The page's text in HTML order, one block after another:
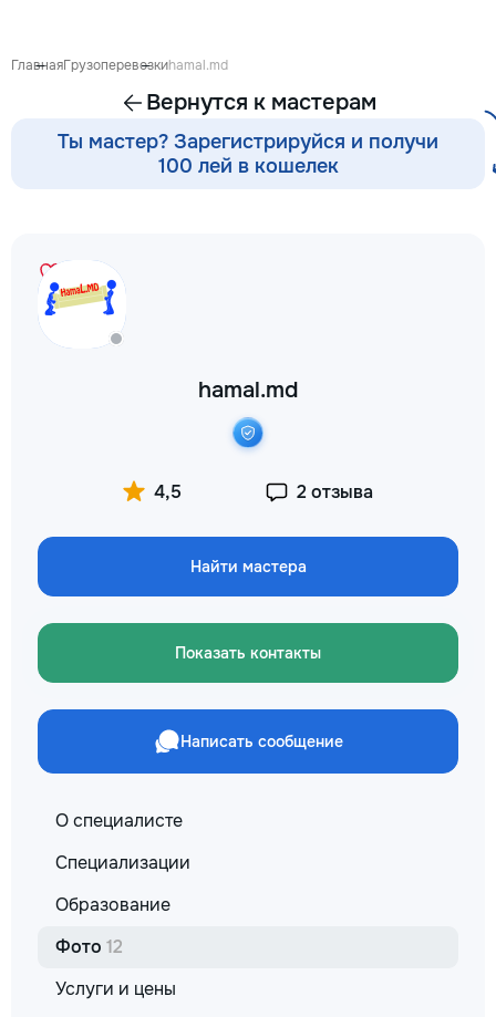
преподаватели
английскому
языку,
✔ Обучение
ГлавнаяГрузоперевозкиhamal.md
Вернутся к мастерам
Ты мастер? Зарегистрируйся и получи
100 лей в кошелек
hamal.md
4,5 2 отзыва
Найти мастера
Показать контакты
Написать сообщение
О специалисте
Специализации
Образование
Фото 12
Услуги и цены